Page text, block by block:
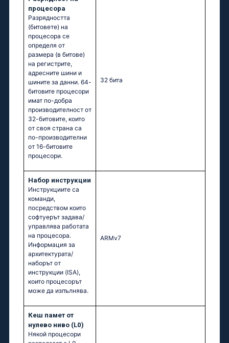
процесора
Разрядността
(битовете) на
процесора се
определя от
размера (в битове)
на регистрите,
адресните шини и
шините за данни. 64-
битовите процесори
имат по-добра
производителност от
32-битовите, които
от своя страна са
по-производителни
от 16-битовите
процесори.
32 бита
Набор инструкции
Инструкциите са
команди,
посредством които
софтуерът задава/
управлява работата
на процесора.
Информация за
архитектурата/
наборът от
инструкции (ISA),
които процесорът
може да изпълнява.
ARMv7
Кеш памет от
нулево ниво (L0)
Някой процесори